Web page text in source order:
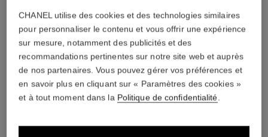
matériau
Or blanc 18 carats
DÉCOUVREZ AUSSI
CHANEL utilise des cookies et des technologies similaires
pour personnaliser le contenu et vous offrir une expérience
sur mesure, notamment des publicités et des
recommandations pertinentes sur notre site web et auprès
de nos partenaires. Vous pouvez gérer vos préférences et
en savoir plus en cliquant sur « Paramètres des cookies »
et à tout moment dans la Politique de confidentialité.